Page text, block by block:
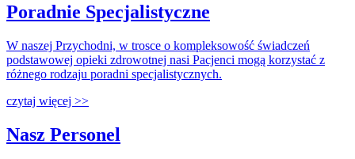
Poradnie Specjalistyczne
W naszej Przychodni, w trosce o kompleksowość świadczeń
podstawowej opieki zdrowotnej nasi Pacjenci mogą korzystać z
różnego rodzaju poradni specjalistycznych.
czytaj więcej >>
Nasz Personel